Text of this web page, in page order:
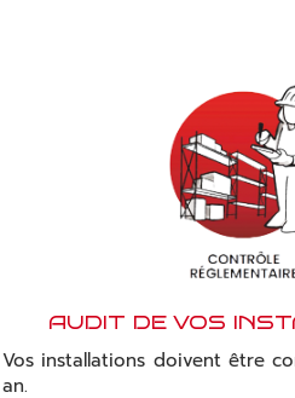
AUDIT DE VOS
Vos installations doivent être
an.